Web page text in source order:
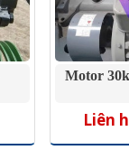
Motor
Liên